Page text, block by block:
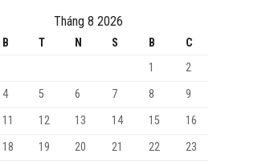
Tháng 8 2026
B T N S B
C
1
2
4 5 6 7 8
9
11 12 13 14 15
16
18 19 20 21 22
23